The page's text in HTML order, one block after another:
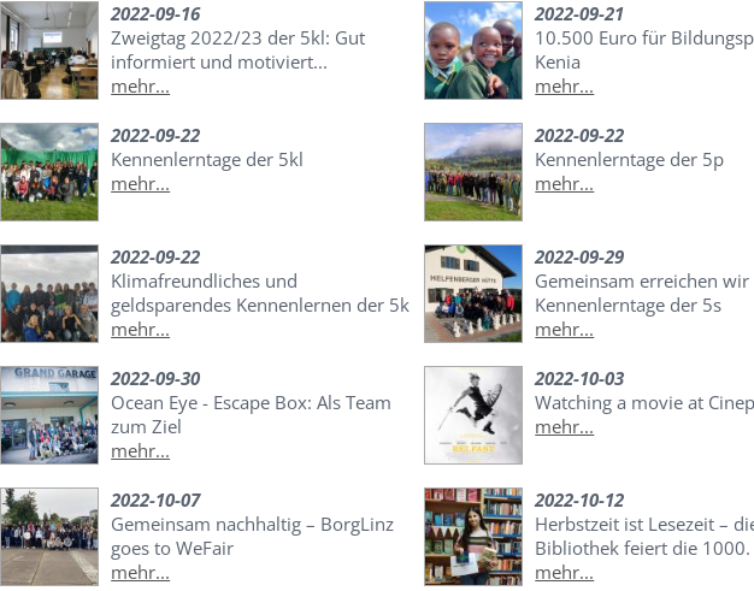
2022-09-16
Zweigtag 2022/23 der 5kl: Gut
informiert und motiviert...
mehr...
2022-09-21
10.500 Euro für
Kenia
mehr...
2022-09-22
Kennenlerntage der 5kl
mehr...
2022-09-22
Kennenlerntage der 5p
mehr...
2022-09-22
Klimafreundliches und
geldsparendes Kennenlernen der 5k
mehr...
2022-09-29
Gemeinsam erreichen
Kennenlerntage der 5s
mehr...
2022-09-30
Ocean Eye - Escape Box: Als Team
zum Ziel
mehr...
2022-10-03
Watching a movie at
mehr...
2022-10-07
Gemeinsam nachhaltig – BorgLinz
goes to WeFair
mehr...
2022-10-12
Herbstzeit ist Lesezeit –
Bibliothek feiert die 1000.
mehr...